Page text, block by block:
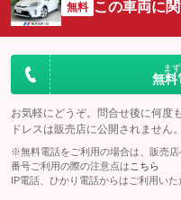
無料 この車両に
ま
無料
お気軽にどうぞ。問合せ後に何度
ドレスは販売店に公開されません。
※無料電話をご利用の場合は、販売
番号ご利用の際の注意点は こちら
IP電話、ひかり電話からはご利用いた